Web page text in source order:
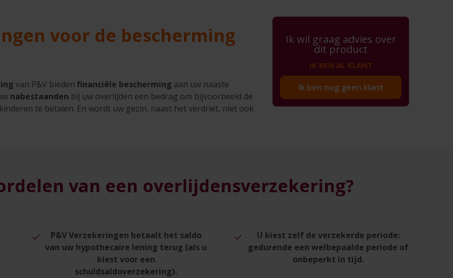
voor de bescherming
van P&V bieden financiële bescherming aan uw naaste
nabestaanden bij uw overlijden een bedrag om bijvoorbeeld de
te betalen. En wordt uw gezin, naast het verdriet, niet ook
Ik wil graag advies over
dit product
IK BEN AL KLANT
Ik ben nog geen klant
van een overlijdensverzekering?
P&V Verzekeringen betaalt het saldo
van uw hypothecaire lening terug (als u
kiest voor een
schuldsaldoverzekering).
U kiest zelf de verzekerde periode:
gedurende een welbepaalde periode of
onbeperkt in tijd.